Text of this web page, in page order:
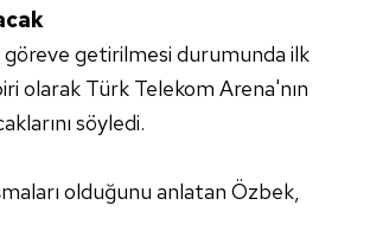
getirilmesi durumunda ilk
olarak Türk Telekom Arena'nın
söyledi.
olduğunu anlatan Özbek,